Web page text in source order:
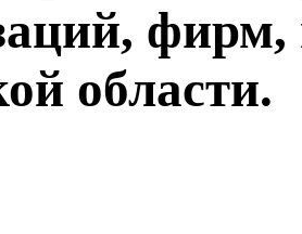
области.